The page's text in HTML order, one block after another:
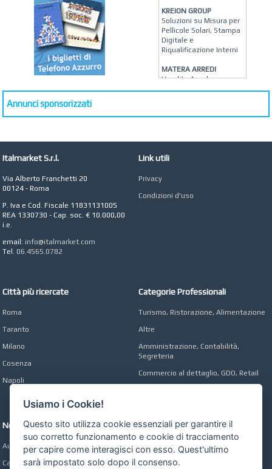
KREION GROUP
Soluzioni su Misura per
Pellicole Solari, Stampa
Digitale e
Riqualificazione Interni
MATERA ARREDI
Vendita Arredo per
STUDIO MICCI
Roma
Azienda Agricola a
Annunci sponsorizzati
Italmarket S.r.l.
Via Alberto Franchetti 20
00124 - Roma
P. Iva e Cod. Fiscale 11831131005
REA 1330730 - Cap. soc. € 10.000,00
i.e.
email: info@italmarket.com
Tel. 06.4565.0782
Link utili
Privacy
Condizioni d'uso
Città più ricercate
Roma
Taranto
Milano
Cosenza
Napoli
Categorie Professionali
Turismo, Ristorazione, Alimentazione
Altre
Amministrazione, Contabilità,
Segreteria
Commercio al dettaglio, GDO, Retail
Network
Automobili Online
Case Online
Usiamo i Cookie!
Questo sito utilizza cookie essenziali per garantire il
suo corretto funzionamento e cookie di tracciamento
per capire come interagisci con esso. Quest'ultimo
sarà impostato solo dopo il consenso.